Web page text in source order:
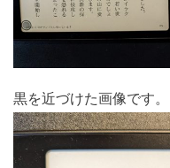
黒を近づけた画像です。